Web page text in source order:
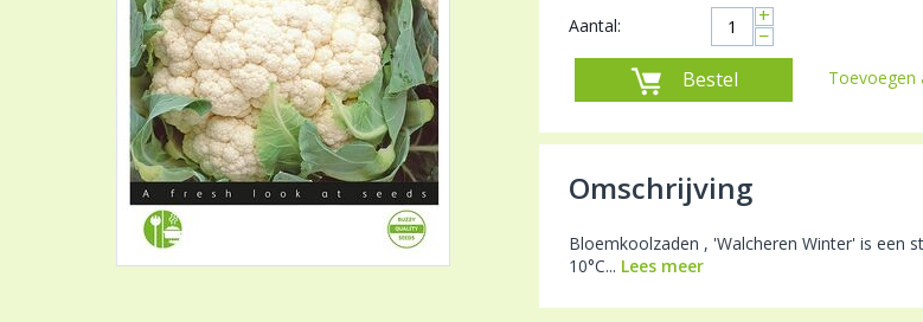
Aantal: +
−
Bestel
Toevoegen
Omschrijving
Bloemkoolzaden , 'Walcheren Winter' is een
10°C... Lees meer